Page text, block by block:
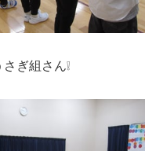
ぎ組さん❕